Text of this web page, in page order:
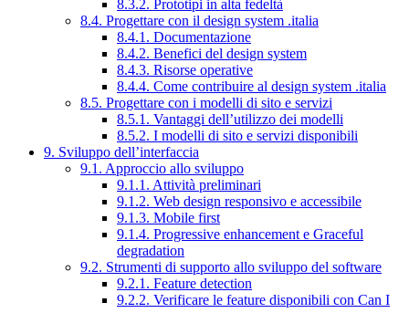
8.3.2. Prototipi in alta fedeltà
8.4. Progettare con il design system .italia
8.4.1. Documentazione
8.4.2. Benefici del design system
8.4.3. Risorse operative
8.4.4. Come contribuire al design system .italia
8.5. Progettare con i modelli di sito e servizi
8.5.1. Vantaggi dell’utilizzo dei modelli
8.5.2. I modelli di sito e servizi disponibili
9. Sviluppo dell’interfaccia
9.1. Approccio allo sviluppo
9.1.1. Attività preliminari
9.1.2. Web design responsivo e accessibile
9.1.3. Mobile first
9.1.4. Progressive enhancement e Graceful
degradation
9.2. Strumenti di supporto allo sviluppo del software
9.2.1. Feature detection
9.2.2. Verificare le feature disponibili con Can I